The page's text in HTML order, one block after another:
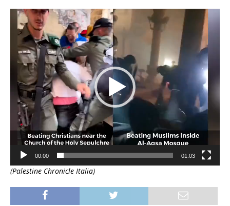
Video
Player
00:00 01:03
(Palestine Chronicle Italia)